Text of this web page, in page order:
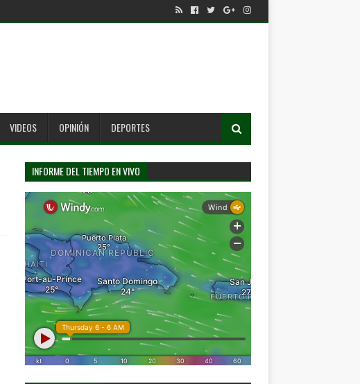
VIDEOS OPINIÓN DEPORTES
INFORME DEL TIEMPO EN VIVO